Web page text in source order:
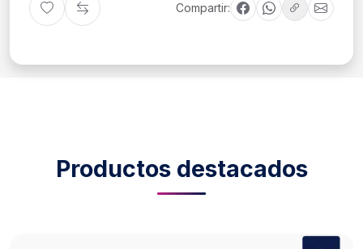
Compartir:
Productos destacados